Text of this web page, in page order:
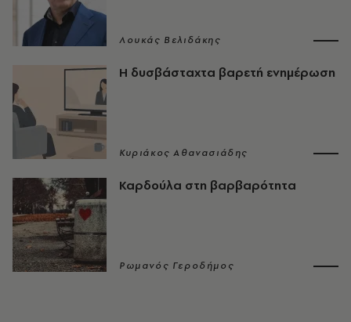
Λουκάς Βελιδάκης
Η δυσβάσταχτα βαρετή ενημέρωση
Κυριάκος Αθανασιάδης
Καρδούλα στη βαρβαρότητα
Ρωμανός Γεροδήμος